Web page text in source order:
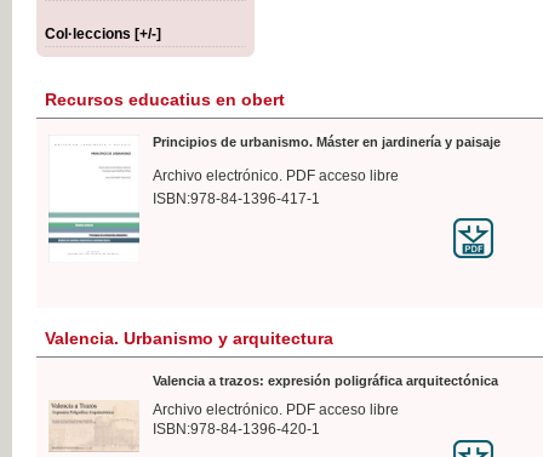
Col·leccions [+/-]
Recursos educatius en obert
Principios de urbanismo. Máster en jardinería y paisaje
Archivo electrónico. PDF acceso libre
ISBN:978-84-1396-417-1
Valencia. Urbanismo y arquitectura
Valencia a trazos: expresión poligráfica arquitectónica
Archivo electrónico. PDF acceso libre
ISBN:978-84-1396-420-1